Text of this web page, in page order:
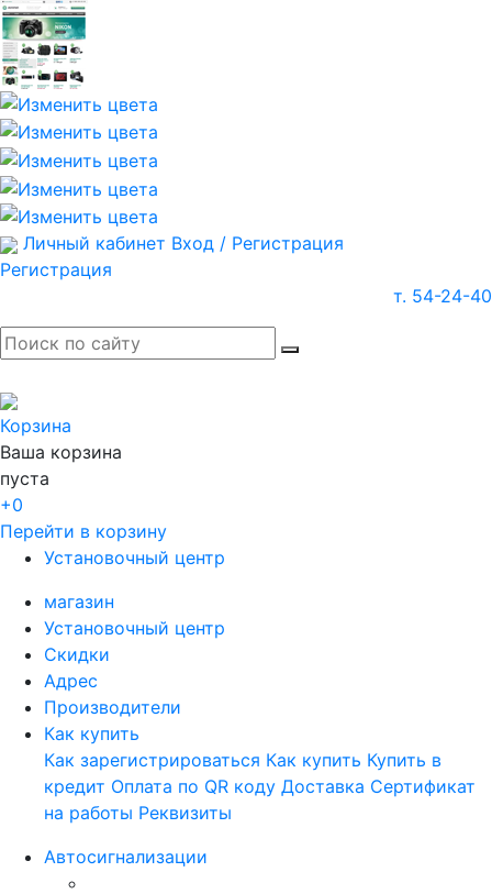
Личный кабинет Вход / Регистрация
Регистрация
т. 54-24-40
Корзина
Ваша корзина
пуста
+0
Перейти в корзину
Установочный центр
магазин
Установочный центр
Скидки
Адрес
Производители
Как купить
Как зарегистрироваться Как купить Купить в
кредит Оплата по QR коду Доставка Сертификат
на работы Реквизиты
Автосигнализации